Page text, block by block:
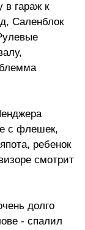
в гараж к
Саленблок
с флешек,
ребенок
смотрит
долго
- спалил